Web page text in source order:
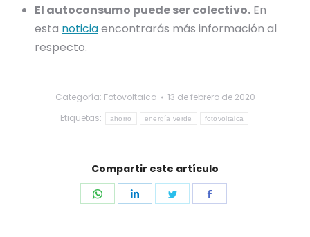
El autoconsumo puede ser colectivo. En
esta noticiaencontrarás más información al
respecto.
Categoría: Fotovoltaica
13 de febrero de 2020
Etiquetas:
ahorro energía verde fotovoltaica
Compartir este artículo
Share
Share
Share